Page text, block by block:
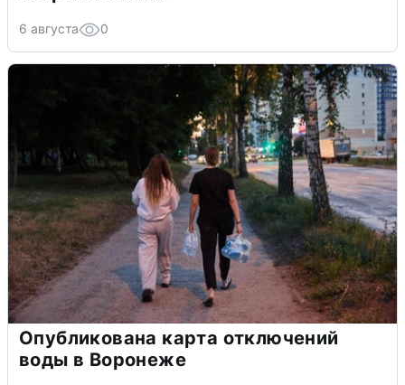
6 августа 0
Опубликована карта отключений
воды в Воронеже